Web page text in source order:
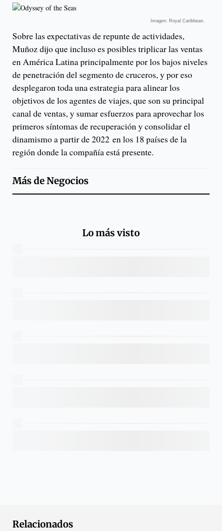
Imagen: Royal Caribbean.
Sobre las expectativas de repunte de actividades,
Muñoz dijo que incluso es posibles triplicar las ventas
en América Latina principalmente por los bajos niveles
de penetración del segmento de cruceros, y por eso
desplegaron toda una estrategia para alinear los
objetivos de los agentes de viajes, que son su principal
canal de ventas, y sumar esfuerzos para aprovechar los
primeros síntomas de recuperación y consolidar el
dinamismo a partir de 2022 en los 18 países de la
región donde la compañía está presente.
Más deNegocios
Lo más visto
Relacionados